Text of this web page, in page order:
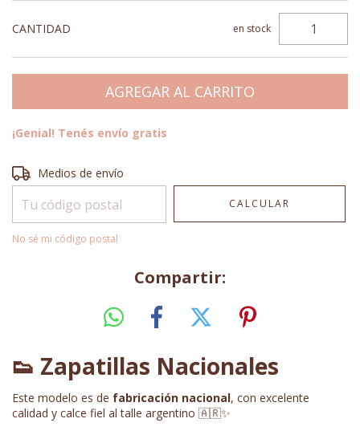
CANTIDAD en stock
¡Genial! Tenés envío gratis
Entregas para el CP:
Medios de envío
CALCULAR
No sé mi código postal
Compartir:
👟 Zapatillas Nacionales
Este modelo es de fabricación nacional, con excelente
calidad y calce fiel al talle argentino 🇦🇷✨